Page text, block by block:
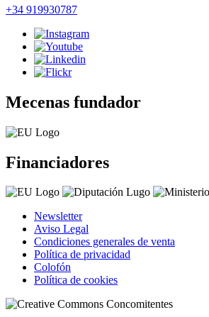
+34 919930787
Mecenas fundador
Financiadores
Newsletter
Aviso Legal
Condiciones generales de venta
Política de privacidad
Colofón
Política de cookies
Concomitentes